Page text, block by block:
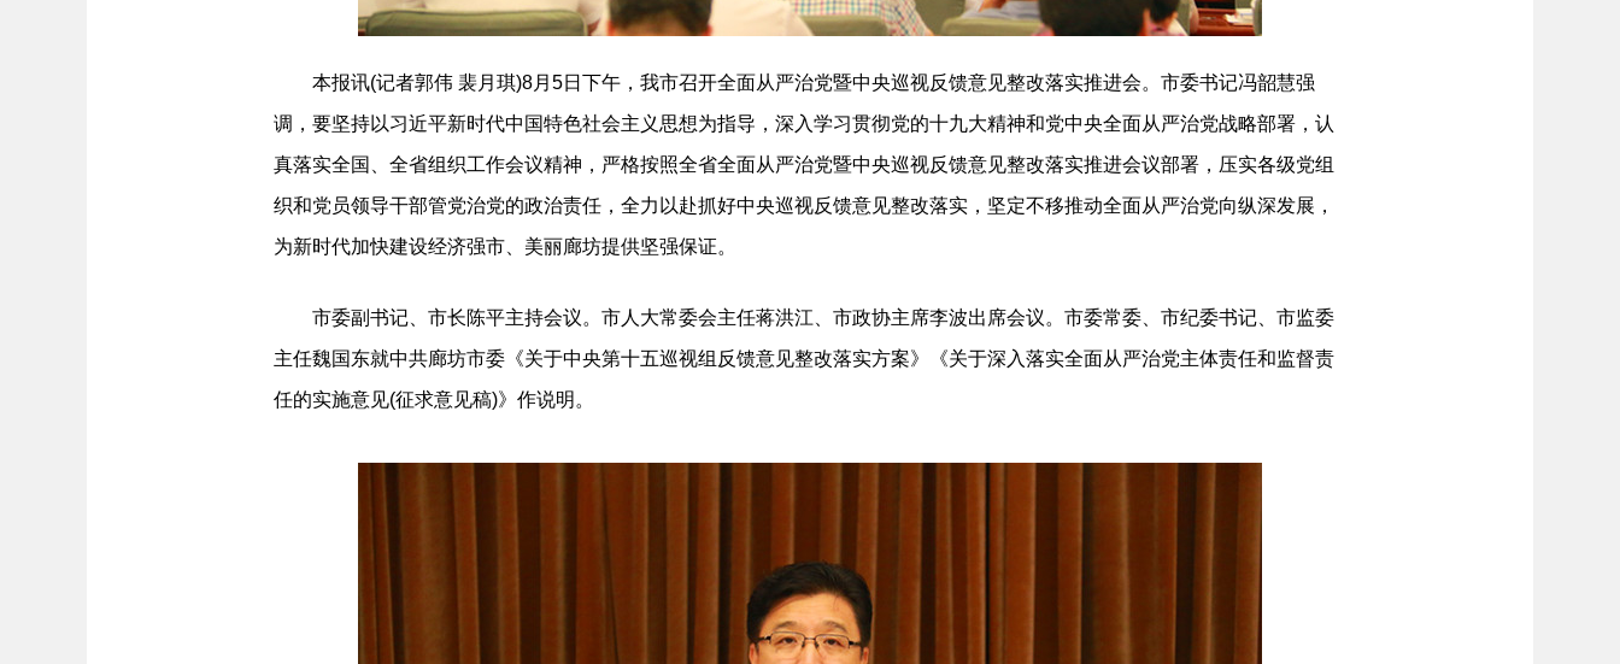
本报讯(记者郭伟 裴月琪)8月5日下午，我市召开全面从严治党暨中央巡视反馈意见整改落实推进会。市委书记冯韶慧强
调，要坚持以习近平新时代中国特色社会主义思想为指导，深入学习贯彻党的十九大精神和党中央全面从严治党战略部署，认
真落实全国、全省组织工作会议精神，严格按照全省全面从严治党暨中央巡视反馈意见整改落实推进会议部署，压实各级党组
织和党员领导干部管党治党的政治责任，全力以赴抓好中央巡视反馈意见整改落实，坚定不移推动全面从严治党向纵深发展，
为新时代加快建设经济强市、美丽廊坊提供坚强保证。
市委副书记、市长陈平主持会议。市人大常委会主任蒋洪江、市政协主席李波出席会议。市委常委、市纪委书记、市监委
主任魏国东就中共廊坊市委《关于中央第十五巡视组反馈意见整改落实方案》《关于深入落实全面从严治党主体责任和监督责
任的实施意见(征求意见稿)》作说明。